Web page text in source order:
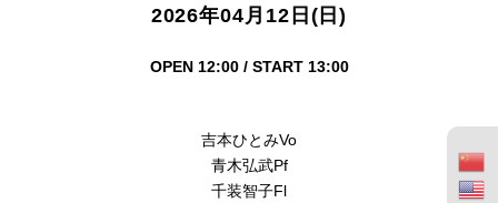
2026年04月12日(日)
OPEN 12:00 / START 13:00
吉本ひとみVo
青木弘武Pf
千装智子Fl